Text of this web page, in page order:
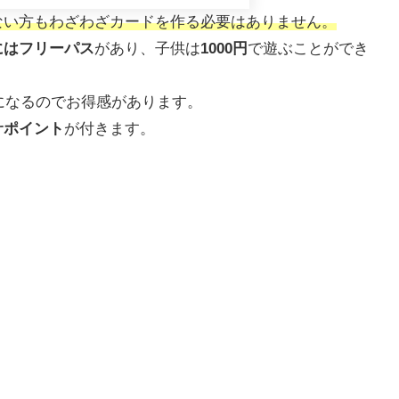
方もわざわざカードを作る必要はありません。
フリーパスがあり、子供は1000円 で遊ぶことができ
るのでお得感があります。
イント が付きます。